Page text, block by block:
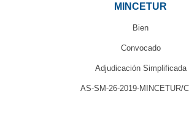
MINCETUR
Bien
Convocado
Adjudicación Simplificada
AS-SM-26-2019-MINCETUR/